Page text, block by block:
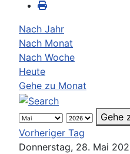
Nach Jahr
Nach Monat
Nach Woche
Heute
Gehe zu Monat
Gehe
Vorheriger Tag
Donnerstag, 28. Mai